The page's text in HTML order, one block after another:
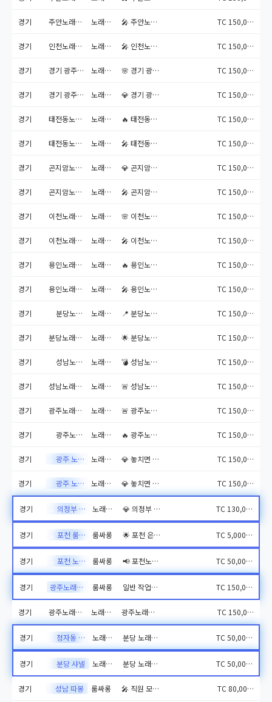
경기 주안노래방알바 노래주점 🎤 주안노래방알바 – 나를 ... TC 150,000원
경기 인천노래방알바 전화문의 010-5493-9234 노래주점 🎤 인천노래방알바 – 진짜 ... TC 150,000원
경기 경기 광주시내노래방도우미알바 전화문의 010-5493-9234 노래주점 🌸 경기 광주시내 노래방도우... TC 150,000원
경기 경기 광주노래방도우미 알바 전화문의 010-5493-9234 노래주점 💎 경기 광주노래방도우미 알... TC 150,000원
경기 태전동노래방도우미 전화문의 010-5493-9234 노래주점 🔥 태전동노래방도우미 – 오... TC 150,000원
경기 태전동노래방알바 전화문의 010-5493-9234 노래주점 🎤 태전동노래방알바 – 조용... TC 150,000원
경기 곤지암노래방도우미 노래주점 💎 곤지암노래방도우미 – 조... TC 150,000원
경기 곤지암노래방알바 전화문의 010-5493-9234 노래주점 🎤 곤지암노래방알바 – 오늘... TC 150,000원
경기 이천노래방도우미 전화문의 010-5493-9234 노래주점 🌸 이천노래방도우미 – 조용... TC 150,000원
경기 이천노래방알바 전화문의 010-5493-9234 노래주점 🎤 이천노래방알바 – 진짜 ... TC 150,000원
경기 용인노래방도우미 전화문의 010-5493-9234 노래주점 🔥 용인노래방도우미 – 오늘... TC 150,000원
경기 용인노래방알바 전화문의 010-5493-9234 노래주점 🎤 용인노래방알바 – 품격 ... TC 150,000원
경기 분당노래방도우미 전화문의 010-5493-9234 노래주점 📍 분당노래방도우미 알바 모... TC 150,000원
경기 분당노래방알바 전화문의 010-5493-9234 노래주점 🌟 분당노래방알바 – 당신의... TC 150,000원
경기 성남노래방도우미 전화문의 010-5493-9234 노래주점 💣 성남노래방도우미 – 진짜... TC 150,000원
경기 성남노래방알바 전화문의 010-5493-9234 노래주점 🚨 성남노래방알바 – 돈, ... TC 150,000원
경기 광주노래방알바 전화문의 010-5493-9234 노래주점 🚨 광주노래방알바 – 센 언... TC 150,000원
경기 광주노래방알바 전화문의 010-5493-9234 노래주점 🔥 광주노래방도우미 알바 –... TC 150,000원
경기 광주 노래방도우미 알바모집 010-5493-9234 노래주점 💎 놓치면 평생 후회할 고소... TC 150,000원
경기 광주 노래방도우미 알바모집 010-5493-9234 노래주점 💎 놓치면 평생 후회할 고소... TC 150,000원
경기 의정부 노래방알바 노래주점 💎 의정부 1등 노래방알바!... TC 130,000원
경기 포천 룸싸롱 팀 실장님 급구 룸싸롱 🌟 포천 은하수 밤하늘에 빛... TC 5,000,000원
경기 포천 노래방도우미 & 룸알바 모집중 룸싸롱 📢 포천노래방알바 / 포천룸... TC 50,000원
경기 광주노래방도우미 알바 룸싸롱 일반 작업멀티 ▶▶클릭시 ... TC 150,000원
경기 광주노래방알바 노래주점 광주노래방알바 문의 :... TC 150,000원
경기 정자동 사넬 노래주점 분당 노래방도우미 알바 샤넬... TC 50,000원
경기 분당 샤넬 노래주점 분당 노래방도우미 알바 샤넬... TC 50,000원
경기 성남 따봉 룸싸롱 🎤 직원 모집! 🎶 🎵... TC 80,000원